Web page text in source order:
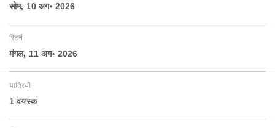
सोम, 10 अग॰ 2026
रिटर्न
मंगल, 11 अग॰ 2026
यात्रियों
1 वयस्‍क